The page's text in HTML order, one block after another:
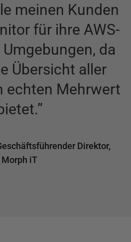
meinen Kunden
für ihre AWS-
da
Übersicht aller
echten Mehrwert
”
Direktor,
Morph iT